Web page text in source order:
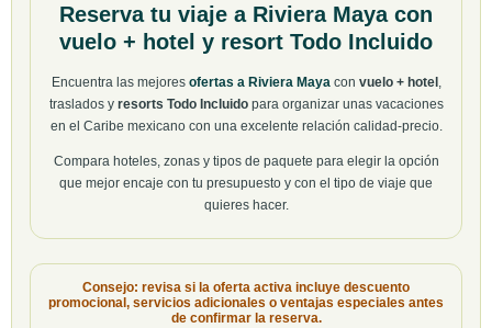
Reserva tu viaje a Riviera Maya con
vuelo + hotel y resort Todo Incluido
Encuentra las mejores ofertas a Riviera Mayacon vuelo + hotel ,
traslados y resorts Todo Incluidopara organizar unas vacaciones
en el Caribe mexicano con una excelente relación calidad-precio.
Compara hoteles, zonas y tipos de paquete para elegir la opción
que mejor encaje con tu presupuesto y con el tipo de viaje que
quieres hacer.
Consejo: revisa si la oferta activa incluye descuento
promocional, servicios adicionales o ventajas especiales antes
de confirmar la reserva.